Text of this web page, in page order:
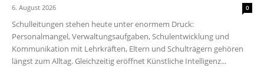
6. August 2026 0
Schulleitungen stehen heute unter enormem Druck:
Personalmangel, Verwaltungsaufgaben, Schulentwicklung und
Kommunikation mit Lehrkräften, Eltern und Schulträgern gehören
längst zum Alltag. Gleichzeitig eröffnet Künstliche Intelligenz...